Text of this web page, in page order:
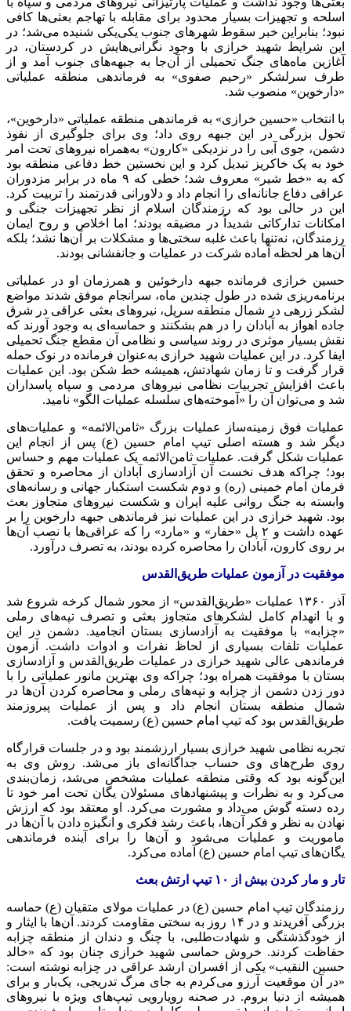
اسلحه و تجهیزات بسیار محدود برای مقابله با تهاجم بعثی‌ها کافی
نبود؛ بنابراین خبر سقوط شهرهای جنوب یکی‌یکی شنیده می‌شد؛ در
این شرایط شهید خرازی با وجود نگرانی‌هایش در کردستان، در
آغازین ماه‌های جنگ تحمیلی از آن‌جا به جبهه‌های جنوب آمد و از
طرف سرلشکر «رحیم صفوی» به فرماندهی منطقه عملیاتی
«دارخوین» منصوب شد.
با انتخاب «حسین خرازی» به فرماندهی منطقه عملیاتی «دارخوین»،
تحول بزرگی در این جبهه روی داد؛ وی برای جلوگیری از نفوذ
دشمن، جوی آبی را در نزدیکی «کارون» به‌همراه نیروهای تحت امر
خود به یک خاکریز تبدیل کرد و این نخستین خط دفاعی منطقه بود
که به «خط شیر» معروف شد؛ خطی که ۹ ماه در برابر مزدوران
عراقی دفاع جانانه‌ای را انجام داد و دلاورانی قدرتمند را تربیت کرد.
این در حالی بود که رزمندگان اسلام از نظر تجهیزات جنگی و
امکانات تدارکاتی شدیداً در مضیقه بودند؛ اما اخلاص و روح ایمان
رزمندگان، نه‌تنها باعث غلبه سختی‌ها و مشکلات بر آن‌ها نشد؛ بلکه
آن‌ها هر لحظه آماده شرکت در عملیات و جانفشانی بودند.
حسین خرازی فرمانده جبهه دارخوئین و همرزمان او در عملیاتی
برنامه‌ریزی شده در طول چندین ماه، سرانجام موفق شدند مواضع
لشکر زرهی در شمال منطقه سرپل، نیروهای بعثی عراقی در شرق
جاده اهواز به آبادان را در هم بشکنند و حماسه‌ای به وجود آورند که
نقش بسیار موثری در روند سیاسی و نظامی آن مقطع جنگ تحمیلی
ایفا کرد. در این عملیات شهید خرازی به‌عنوان فرمانده در نوک حمله
قرار گرفت و تا زمان شهادتش، همیشه خط شکن بود. این عملیات
باعث افزایش تجربیات نظامی نیروهای مردمی و سپاه پاسداران
شد و می‌توان آن را «آموخته‌های سلسله عملیات الگو» نامید.
عملیات فوق زمینه‌ساز عملیات بزرگ «ثامن‌الائمه» و عملیات‌های
دیگر شد و هسته اصلی تیپ امام حسین (ع) پس از انجام این
عملیات شکل گرفت. عملیات ثامن‌الائمه یک عملیات مهم و حساس
بود؛ چراکه هدف نخست آن آزادسازی آبادان از محاصره و تحقق
فرمان امام خمینی (ره) و دوم شکست استکبار جهانی و رسانه‌های
وابسته به جنگ روانی علیه ایران و شکست نیروهای متجاوز بعث
بود. شهید خرازی در این عملیات نیز فرماندهی جبهه دارخوین را بر
عهده داشت و ۲ پل «حفار» و «مارد» را که عراقی‌ها با نصب آن‌ها
بر روی کارون، آبادان را محاصره کرده بودند، به تصرف درآورد.
موفقیت در آزمون عملیات طریق‌القدس
آذر ۱۳۶۰ عملیات «طریق‌القدس» از محور شمال کرخه شروع شد
و با انهدام کامل لشکرهای متجاوز بعثی و تصرف تپه‌های رملی
«چزابه» با موفقیت به آزادسازی بستان انجامید. دشمن در این
عملیات تلفات بسیاری از لحاظ نفرات و ادوات داشت. آزمون
فرماندهی عالی شهید خرازی در عملیات طریق‌القدس و آزادسازی
بستان با موفقیت همراه بود؛ چراکه وی بهترین مانور عملیاتی را با
دور زدن دشمن از چزابه و تپه‌های رملی و محاصره کردن آن‌ها در
شمال منطقه بستان انجام داد و پس از عملیات پیروزمند
طریق‌القدس بود که تیپ امام حسین (ع) رسمیت یافت.
تجربه نظامی شهید خرازی بسیار ارزشمند بود و در جلسات قرارگاه
روی طرح‌های وی حساب جداگانه‌ای باز می‌شد. روش وی به
این‌گونه بود که وقتی منطقه عملیات مشخص می‌شد، زمان‌بندی
می‌کرد و به نظرات و پیشنهادهای مسئولان یگان تحت امر خود تا
رده دسته گوش می‌داد و مشورت می‌کرد. او معتقد بود که ارزش
نهادن به نظر و فکر آن‌ها، باعث رشد فکری و انگیزه دادن با آن‌ها در
ماموریت و عملیات می‌شود و آن‌ها را برای آینده فرماندهی
یگان‌های تیپ امام حسین (ع) آماده می‌کرد.
تار و مار کردن بیش از ۱۰ تیپ ارتش بعث
رزمندگان تیپ امام حسین (ع) در عملیات مولای متقیان (ع) حماسه
بزرگی آفریدند و در ۱۴ روز به سختی مقاومت کردند. آن‌ها با ایثار و
از خودگذشتگی و شهادت‌طلبی، با چنگ و دندان از منطقه چزابه
حفاظت کردند. خروش حماسی شهید خرازی چنان بود که «خالد
حسین النقیب» یکی از افسران ارشد عراقی در چزابه نوشته است:
«در آن موقعیت آرزو می‌کردم به جای مرگ تدریجی، یک‌بار و برای
همیشه از دنیا بروم. در صحنه رویارویی تیپ‌های ویژه با نیروهای